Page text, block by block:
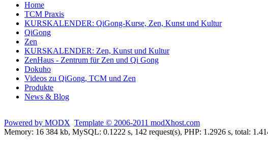
Home
TCM Praxis
KURSKALENDER: QiGong-Kurse, Zen, Kunst und Kultur
QiGong
Zen
KURSKALENDER: Zen, Kunst und Kultur
ZenHaus - Zentrum für Zen und Qi Gong
Dokuho
Videos zu QiGong, TCM und Zen
Produkte
News & Blog
Powered by MODX Template © 2006-2011 modXhost.com
Memory: 16 384 kb, MySQL: 0.1222 s, 142 request(s), PHP: 1.2926 s, total: